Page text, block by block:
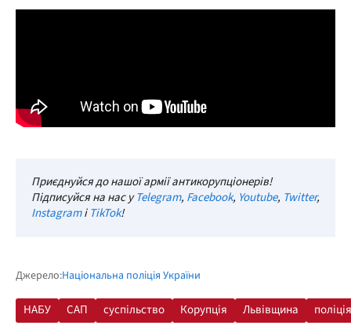
Приєднуйся до нашої армії антикорупціонерів!
Підписуйся на нас уTelegram, Facebook, Youtube, Twitter,
InstagramіTikTok!
Джерело:Національна поліція України
НАБУ САП суспільство Корупція Львівщина поліція